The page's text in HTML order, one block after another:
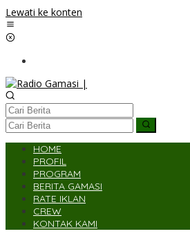
Lewati ke konten
HOME
PROFIL
PROGRAM
BERITA GAMASI
RATE IKLAN
CREW
KONTAK KAMI